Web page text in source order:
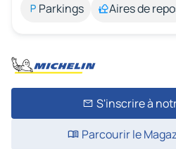
Parkings
Aires de
S'inscrire à
Parcourir le